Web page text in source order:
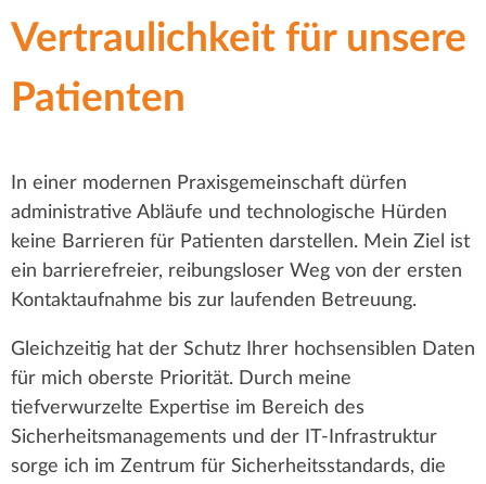
Vertraulichkeit für unsere
Patienten
In einer modernen Praxisgemeinschaft dürfen
administrative Abläufe und technologische Hürden
keine Barrieren für Patienten darstellen. Mein Ziel ist
ein barrierefreier, reibungsloser Weg von der ersten
Kontaktaufnahme bis zur laufenden Betreuung.
Gleichzeitig hat der Schutz Ihrer hochsensiblen Daten
für mich oberste Priorität. Durch meine
tiefverwurzelte Expertise im Bereich des
Sicherheitsmanagements und der IT-Infrastruktur
sorge ich im Zentrum für Sicherheitsstandards, die